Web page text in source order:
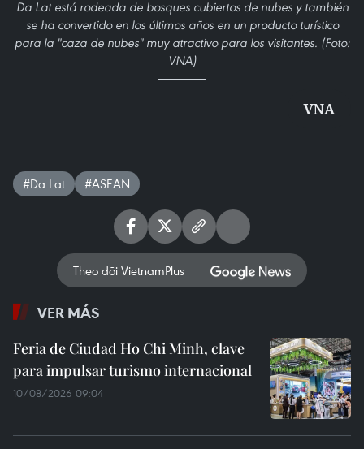
Da Lat está rodeada de bosques cubiertos de nubes y también
se ha convertido en los últimos años en un producto turístico
para la "caza de nubes" muy atractivo para los visitantes. (Foto:
VNA)
VNA
#Da Lat #ASEAN
Theo dõi VietnamPlus
VER MÁS
Feria de Ciudad Ho Chi Minh, clave
para impulsar turismo internacional
10/08/2026 09:04